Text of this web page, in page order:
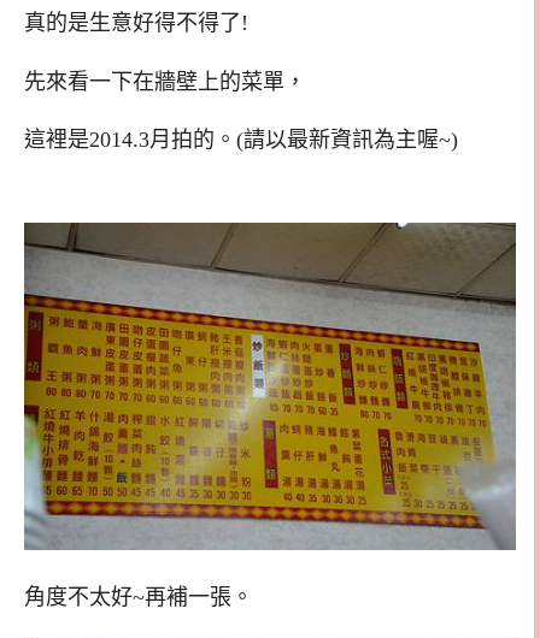
真的是生意好得不得了!
先來看一下在牆壁上的菜單，
這裡是2014.3月拍的。(請以最新資訊為主喔~)
角度不太好~再補一張。